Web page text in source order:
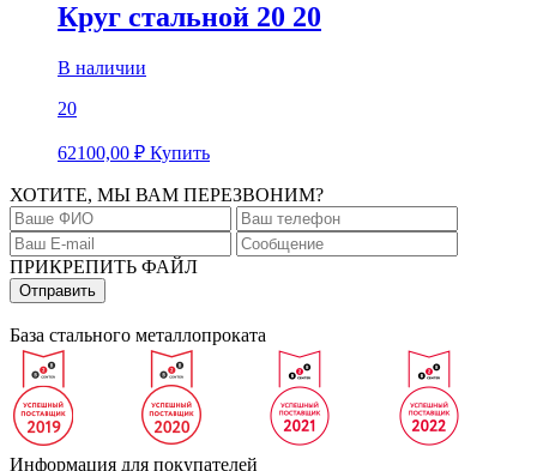
Круг стальной 20 20
В наличии
20
62100,00 ₽ Купить
ХОТИТЕ, МЫ ВАМ ПЕРЕЗВОНИМ?
ПРИКРЕПИТЬ ФАЙЛ
База стального металлопроката
Информация для покупателей